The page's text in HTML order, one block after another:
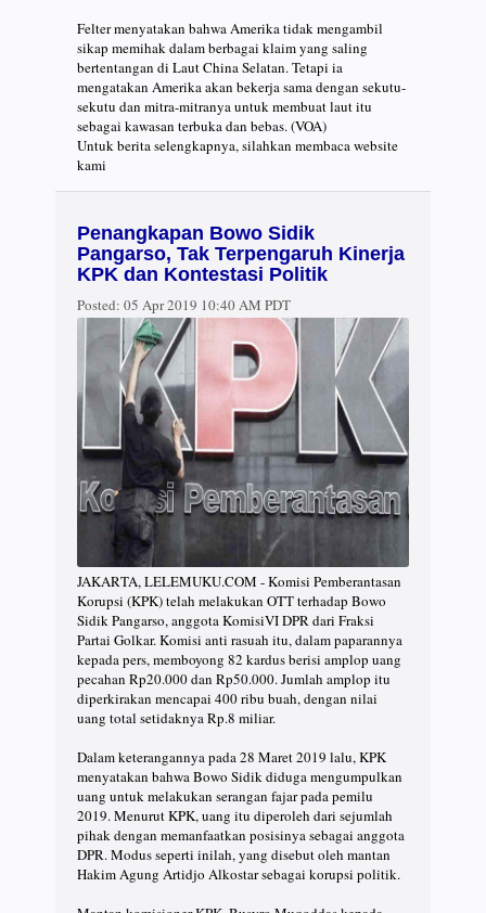
Felter menyatakan bahwa Amerika tidak mengambil
sikap memihak dalam berbagai klaim yang saling
bertentangan di Laut China Selatan. Tetapi ia
mengatakan Amerika akan bekerja sama dengan sekutu-
sekutu dan mitra-mitranya untuk membuat laut itu
sebagai kawasan terbuka dan bebas. (VOA)
Untuk berita selengkapnya, silahkan membaca website
kami
Penangkapan Bowo Sidik
Pangarso, Tak Terpengaruh Kinerja
KPK dan Kontestasi Politik
Posted: 05 Apr 2019 10:40 AM PDT
JAKARTA, LELEMUKU.COM - Komisi Pemberantasan
Korupsi (KPK) telah melakukan OTT terhadap Bowo
Sidik Pangarso, anggota KomisiVI DPR dari Fraksi
Partai Golkar. Komisi anti rasuah itu, dalam paparannya
kepada pers, memboyong 82 kardus berisi amplop uang
pecahan Rp20.000 dan Rp50.000. Jumlah amplop itu
diperkirakan mencapai 400 ribu buah, dengan nilai
uang total setidaknya Rp.8 miliar.
Dalam keterangannya pada 28 Maret 2019 lalu, KPK
menyatakan bahwa Bowo Sidik diduga mengumpulkan
uang untuk melakukan serangan fajar pada pemilu
2019. Menurut KPK, uang itu diperoleh dari sejumlah
pihak dengan memanfaatkan posisinya sebagai anggota
DPR. Modus seperti inilah, yang disebut oleh mantan
Hakim Agung Artidjo Alkostar sebagai korupsi politik.